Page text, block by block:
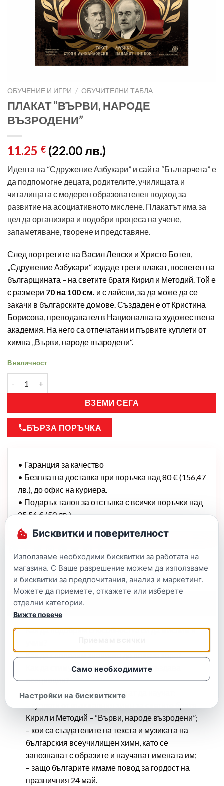
ОБУЧЕНИЕ И ИГРИ / ОБУЧИТЕЛНИ ТАБЛА
ПЛАКАТ “ВЪРВИ, НАРОДЕ
ВЪЗРОДЕНИ”
11.25 € (22.00 лв.)
Идеята на “Сдружение Азбукари” и сайта “Българчета” е
да подпомогне децата, родителите, училищата и
читалищата с модерен образователен подход за
развитие на асоциативното мислене. Плакатът има за
цел да организира и подобри процеса на учене,
запаметяване, творене и представяне.
След портретите на Васил Левски и Христо Ботев,
„Сдружение Азбукари“ издаде трети плакат, посветен на
българщината – на светите братя Кирил и Методий. Той е
с размери 70 на 100 см. и с лайсни, за да може да се
закачи в българските домове. Създаден е от Кристина
Борисова, преподавател в Националната художествена
академия. На него са отпечатани и първите куплети от
химна „Върви, народе възродени“.
В наличност
ВЗЕМИ СЕГА
БЪРЗА ПОРЪЧКА
• Гаранция за качество
• Безплатна доставка при поръчка над 80 € (156,47
лв.), до офис на куриера.
• Подарък талон за отстъпка с всички поръчки над
25,56 € (50 лв.)
Описание
Как да подобрим способността си да мислим и
Как да споделим знанието до повече хора?
Как да стимулираме мозъка ни да създава
асоциации?
С плакат! С него децата могат да научат:
Кирил и Методий – “Върви, народе възродени”;
– кои са създателите на текста и музиката на
българския всеучилищен химн, като се
запознават с образите и научават имената им;
– защо българите имаме повод за гордост на
празничния 24 май.
Бисквитки и поверителност
Използваме необходими бисквитки за работата на
магазина. С Ваше разрешение можем да използваме
и бисквитки за предпочитания, анализ и маркетинг.
Можете да приемете, откажете или изберете
отделни категории.
Само необходимите
Настройки на бисквитките
Вижте повече